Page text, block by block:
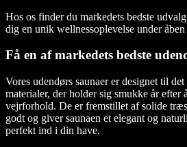
Hos os finder du markedets bedste
dig en unik wellnessoplevelse under
Få en af markedets bedste
Vores udendørs saunaer er designet til
materialer, der holder sig smukke år efter
vejrforhold. De er fremstillet af solide
godt og giver saunaen et elegant og
perfekt ind i din have.